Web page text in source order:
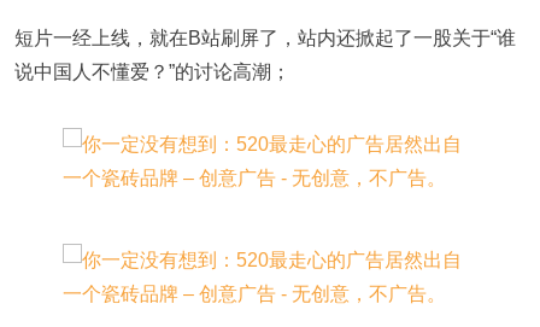
短片一经上线，就在B站刷屏了，站内还掀起了一股关于“谁
说中国人不懂爱？”的讨论高潮；